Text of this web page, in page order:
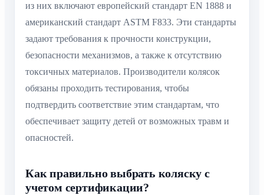
из них включают европейский стандарт EN 1888 и
американский стандарт ASTM F833. Эти стандарты
задают требования к прочности конструкции,
безопасности механизмов, а также к отсутствию
токсичных материалов. Производители колясок
обязаны проходить тестирования, чтобы
подтвердить соответствие этим стандартам, что
обеспечивает защиту детей от возможных травм и
опасностей.
Как правильно выбрать коляску с
учетом сертификации?